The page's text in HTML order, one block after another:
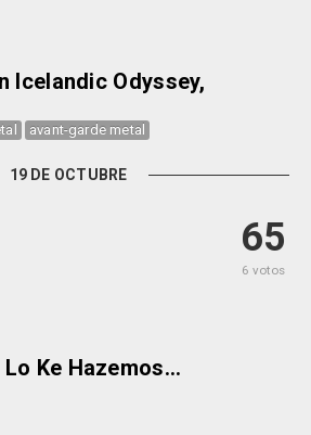
Icelandic Odyssey,
avant-garde metal
19 DE OCTUBRE
65
6 votos
Ke Hazemos...